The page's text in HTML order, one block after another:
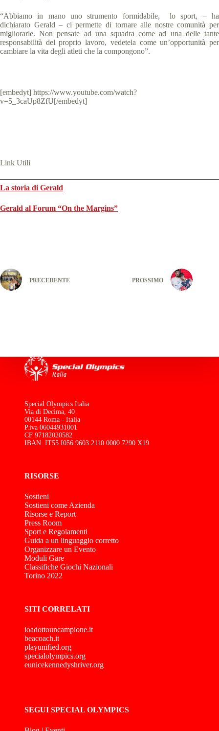
“Abbiamo in mano uno strumento formidabile, lo sport, – ha
dichiarato Gerald – ci permette di tornare alle nostre comunità per
migliorarle. Non pensate ad una squadra come ad una delle tante
responsabilità del proprio lavoro, vedetela come un’opportunità per
cambiare la vita degli atleti che la compongono”.
[embedyt] https://www.youtube.com/watch?
v=5_3caUp8ZfU[/embedyt]
Link Utili
La storia di Gerald
Gerald al Forum “On the Margins”
PRECEDENTE PROSSIMO
Special Olympics Italia
Via di Decima, 40
00144 Roma - Italia
P.iva 06044931001
CF 97182020582
IBAN: IT55 I056 9603 2110 0000 7290 X19
RISORSE
Sostieni
Sostieni come Azienda
Risorse e Report
Press Room
Sport e Regolamenti
Guida a un linguaggio corretto
Organizzare un Evento
Moduli Gare
Classifiche Giochi Nazionali
Torino 2022
SITI CORRELATI
ioadottouncampione.it
beacoach.it
playunified.org
specialolympics.org
eunicekennedyshriver.org
SEGUI SPECIAL OLYMPICS